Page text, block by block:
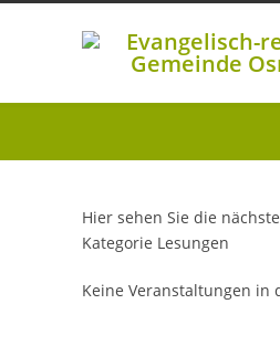
Hier sehen Sie die
Kategorie Lesungen
Keine Veranstaltungen in